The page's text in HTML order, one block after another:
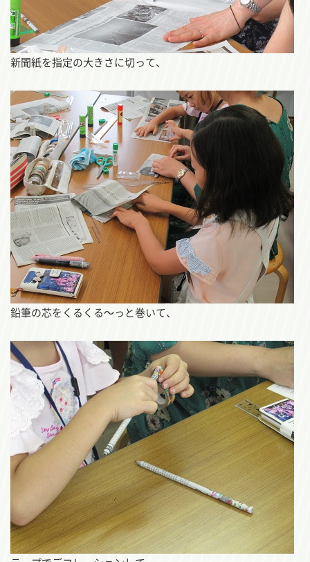
新聞紙を指定の大きさに切って、
鉛筆の芯をくるくる～っと巻いて、